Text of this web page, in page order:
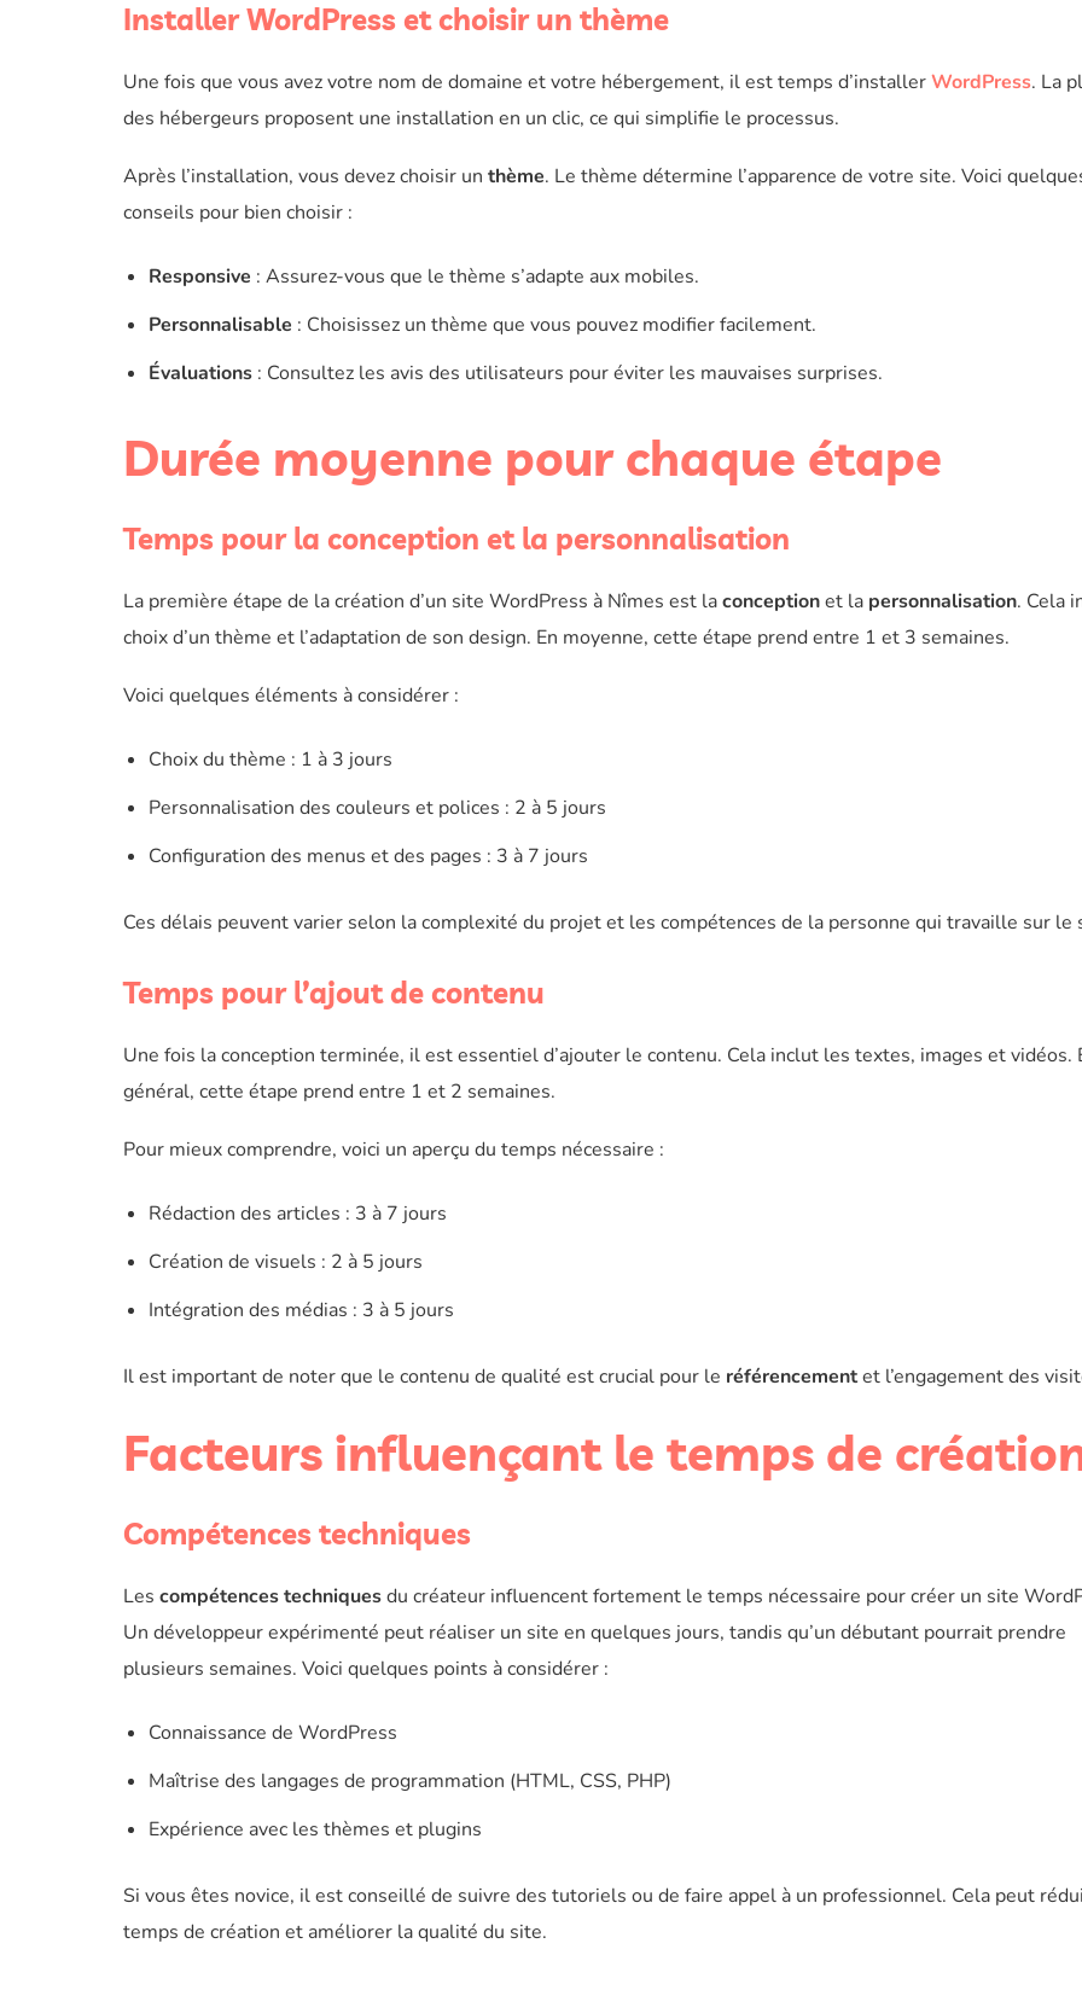
Installer WordPress et choisir un thème
Une fois que vous avez votre nom de domaine et votre hébergement, il est temps d’installerWordPress. La
des hébergeurs proposent une installation en un clic, ce qui simplifie le processus.
Après l’installation, vous devez choisir un thème. Le thème détermine l’apparence de votre site. Voici
conseils pour bien choisir :
Responsive : Assurez-vous que le thème s’adapte aux mobiles.
Personnalisable : Choisissez un thème que vous pouvez modifier facilement.
Évaluations: Consultez les avis des utilisateurs pour éviter les mauvaises surprises.
Durée moyenne pour chaque étape
Temps pour la conception et la personnalisation
La première étape de la création d’un site WordPress à Nîmes est laconceptionet la personnalisation. Cela
choix d’un thème et l’adaptation de son design. En moyenne, cette étape prend entre 1 et 3 semaines.
Voici quelques éléments à considérer :
Choix du thème : 1 à 3 jours
Personnalisation des couleurs et polices : 2 à 5 jours
Configuration des menus et des pages : 3 à 7 jours
Ces délais peuvent varier selon la complexité du projet et les compétences de la personne qui travaille sur le
Temps pour l’ajout de contenu
Une fois la conception terminée, il est essentiel d’ajouter le contenu. Cela inclut les textes, images et vidéos.
général, cette étape prend entre 1 et 2 semaines.
Pour mieux comprendre, voici un aperçu du temps nécessaire :
Rédaction des articles : 3 à 7 jours
Création de visuels : 2 à 5 jours
Intégration des médias : 3 à 5 jours
Il est important de noter que le contenu de qualité est crucial pour le référencementet l’engagement des
Facteurs influençant le temps de
Compétences techniques
Les compétences techniquesdu créateur influencent fortement le temps nécessaire pour créer un site
Un développeur expérimenté peut réaliser un site en quelques jours, tandis qu’un débutant pourrait prendre
plusieurs semaines. Voici quelques points à considérer :
Connaissance de WordPress
Maîtrise des langages de programmation (HTML, CSS, PHP)
Expérience avec les thèmes et plugins
Si vous êtes novice, il est conseillé de suivre des tutoriels ou de faire appel à un professionnel. Cela peut
temps de création et améliorer la qualité du site.